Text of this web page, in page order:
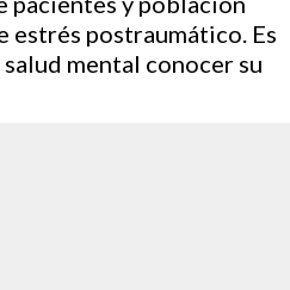
estrés postraumático. Es
mental conocer su